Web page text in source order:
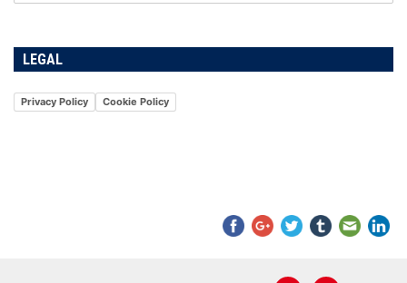
LEGAL
Privacy Policy Cookie Policy